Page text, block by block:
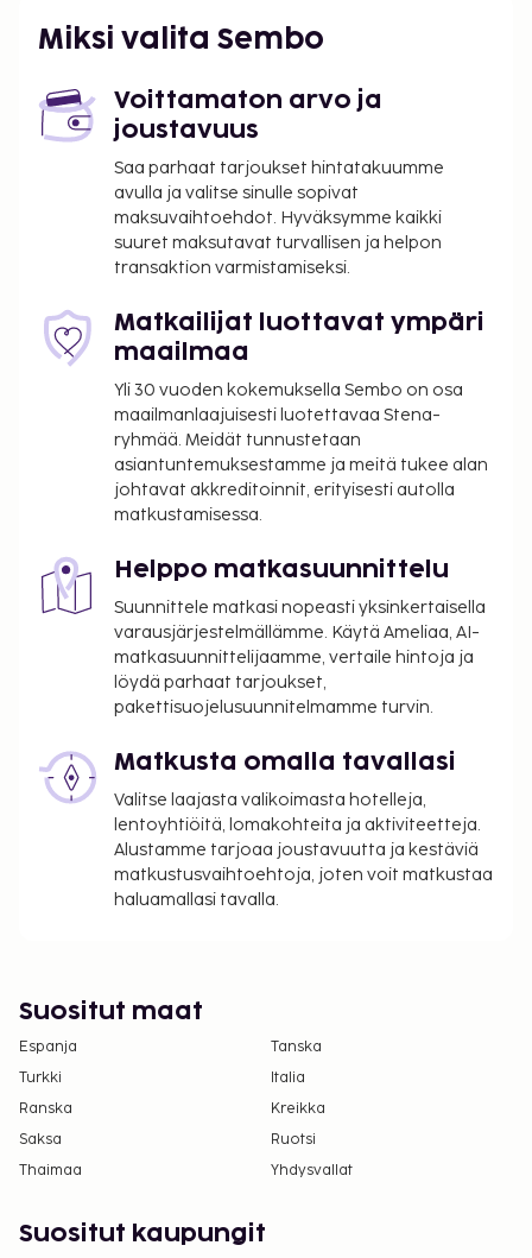
Miksi valita Sembo
Voittamaton arvo ja
joustavuus
Saa parhaat tarjoukset hintatakuumme
avulla ja valitse sinulle sopivat
maksuvaihtoehdot. Hyväksymme kaikki
suuret maksutavat turvallisen ja helpon
transaktion varmistamiseksi.
Matkailijat luottavat ympäri
maailmaa
Yli 30 vuoden kokemuksella Sembo on osa
maailmanlaajuisesti luotettavaa Stena-
ryhmää. Meidät tunnustetaan
asiantuntemuksestamme ja meitä tukee alan
johtavat akkreditoinnit, erityisesti autolla
matkustamisessa.
Helppo matkasuunnittelu
Suunnittele matkasi nopeasti yksinkertaisella
varausjärjestelmällämme. Käytä Ameliaa, AI-
matkasuunnittelijaamme, vertaile hintoja ja
löydä parhaat tarjoukset,
pakettisuojelusuunnitelmamme turvin.
Matkusta omalla tavallasi
Valitse laajasta valikoimasta hotelleja,
lentoyhtiöitä, lomakohteita ja aktiviteetteja.
Alustamme tarjoaa joustavuutta ja kestäviä
matkustusvaihtoehtoja, joten voit matkustaa
haluamallasi tavalla.
Suositut maat
Espanja
Tanska
Turkki
Italia
Ranska
Kreikka
Saksa
Ruotsi
Thaimaa
Yhdysvallat
Suositut kaupungit